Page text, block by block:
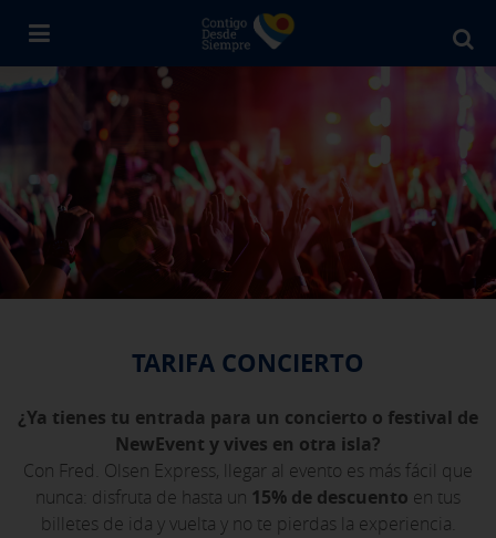
TARIFA CONCIERTO
¿Ya tienes tu entrada para un concierto o festival de
NewEvent y vives en otra isla?
Con Fred. Olsen Express, llegar al evento es más fácil que
nunca: disfruta de hasta un 15% de descuento en tus
billetes de ida y vuelta y no te pierdas la experiencia.